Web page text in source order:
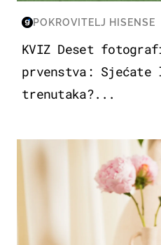
POKROVITELJ HISENSE
KVIZ Deset
prvenstva:
trenutaka?...
MODA & LJEPOTA